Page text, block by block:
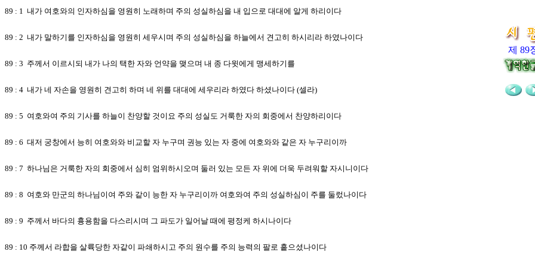
제 89
89 : 1 내가 여호와의 인자하심을 영원히 노래하며 주의 성실하심을 내 입으로 대대에 알게 하리이다
89 : 2 내가 말하기를 인자하심을 영원히 세우시며 주의 성실하심을 하늘에서 견고히 하시리라 하였나이다
89 : 3 주께서 이르시되 내가 나의 택한 자와 언약을 맺으며 내 종 다윗에게 맹세하기를
89 : 4 내가 네 자손을 영원히 견고히 하며 네 위를 대대에 세우리라 하였다 하셨나이다 (셀라)
89 : 5 여호와여 주의 기사를 하늘이 찬양할 것이요 주의 성실도 거룩한 자의 회중에서 찬양하리이다
89 : 6 대저 궁창에서 능히 여호와와 비교할 자 누구며 권능 있는 자 중에 여호와와 같은 자 누구리이까
89 : 7 하나님은 거룩한 자의 회중에서 심히 엄위하시오며 둘러 있는 모든 자 위에 더욱 두려워할 자시니이다
89 : 8 여호와 만군의 하나님이여 주와 같이 능한 자 누구리이까 여호와여 주의 성실하심이 주를 둘렀나이다
89 : 9 주께서 바다의 흉용함을 다스리시며 그 파도가 일어날 때에 평정케 하시나이다
89 : 10 주께서 라합을 살륙당한 자같이 파쇄하시고 주의 원수를 주의 능력의 팔로 흩으셨나이다